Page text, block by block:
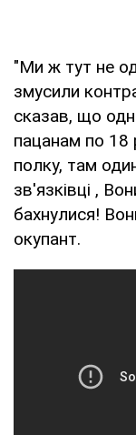
"Ми ж тут не
змусили
сказав, що
пацанам по 18
полку, там
зв'язківці ,
бахнулися!
окупант.